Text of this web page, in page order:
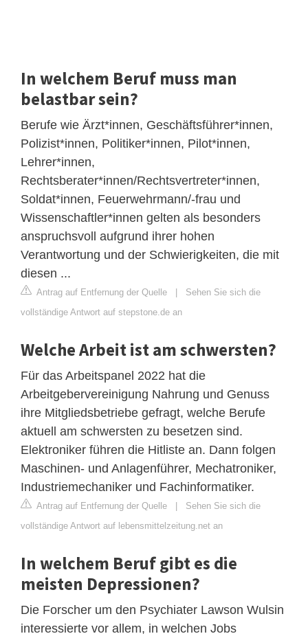
In welchem Beruf muss man
belastbar sein?
Berufe wie Ärzt*innen, Geschäftsführer*innen,
Polizist*innen, Politiker*innen, Pilot*innen,
Lehrer*innen,
Rechtsberater*innen/Rechtsvertreter*innen,
Soldat*innen, Feuerwehrmann/-frau und
Wissenschaftler*innen gelten als besonders
anspruchsvoll aufgrund ihrer hohen
Verantwortung und der Schwierigkeiten, die mit
diesen ...
Antrag auf Entfernung der Quelle | Sehen Sie sich die
vollständige Antwort auf stepstone.de an
Welche Arbeit ist am schwersten?
Für das Arbeitspanel 2022 hat die
Arbeitgebervereinigung Nahrung und Genuss
ihre Mitgliedsbetriebe gefragt, welche Berufe
aktuell am schwersten zu besetzen sind.
Elektroniker führen die Hitliste an. Dann folgen
Maschinen- und Anlagenführer, Mechatroniker,
Industriemechaniker und Fachinformatiker.
Antrag auf Entfernung der Quelle | Sehen Sie sich die
vollständige Antwort auf lebensmittelzeitung.net an
In welchem Beruf gibt es die
meisten Depressionen?
Die Forscher um den Psychiater Lawson Wulsin
interessierte vor allem, in welchen Jobs